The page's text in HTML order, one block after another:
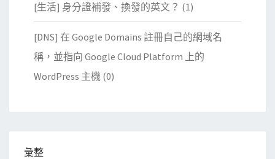
[生活] 身分證補發、換發的英文？ (1)
[DNS] 在 Google Domains 註冊自己的網域名
稱，並指向 Google Cloud Platform 上的
WordPress 主機 (0)
彙整